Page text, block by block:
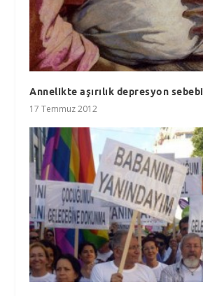
Annelikte aşırılık depresyon sebebi
17 Temmuz 2012